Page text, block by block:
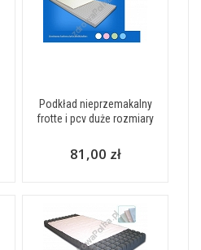
Podkład nieprzemakalny
frotte i pcv duże rozmiary
81,00 zł